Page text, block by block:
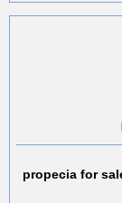
propecia for